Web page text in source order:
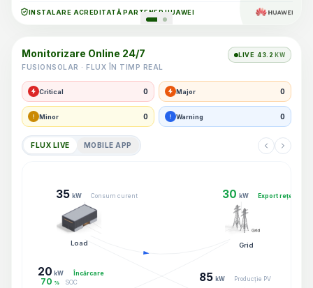
INSTALARE ACREDITATĂ PARTENER HUAWEI
Monitorizare Online 24/7
FUSIONSOLAR · FLUX ÎN TIMP REAL
LIVE 43.3 KW
Critical 0 Major 0
Minor 0 Warning 0
FLUX LIVE MOBILE APP
35 kW Consum curent
Load
30 kW Export rețea
Grid
20 kW Încărcare
70 % SOC 85 kW Producție PV